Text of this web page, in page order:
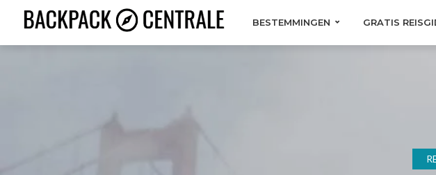
BESTEMMINGEN GRATIS